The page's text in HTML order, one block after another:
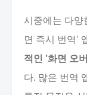
시중에는 다
면 즉시 번역'
적인 '화면 오
다. 많은 번역